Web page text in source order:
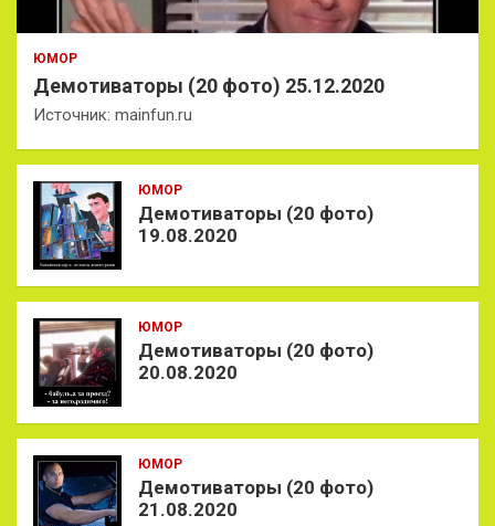
ЮМОР
Демотиваторы (20 фото) 25.12.2020
Источник: mainfun.ru
ЮМОР
Демотиваторы (20 фото)
19.08.2020
ЮМОР
Демотиваторы (20 фото)
20.08.2020
ЮМОР
Демотиваторы (20 фото)
21.08.2020